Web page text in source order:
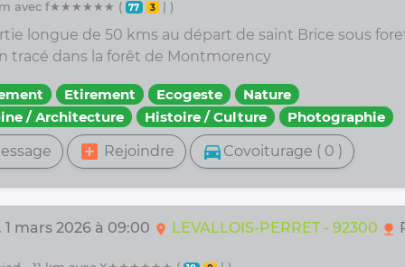
avec f★★★★★★ ( 77 3 | )
longue de 50 kms au départ de saint Brice sous
tracé dans la forêt de Montmorency
Etirement Ecogeste
Nature
/ Architecture
Histoire / Culture Photographie
add_box Rejoindre directions_car Covoiturage ( 0 )
1 mars 2026 à 09:00 location_on LEVALLOIS-PERRET - 92300 nature